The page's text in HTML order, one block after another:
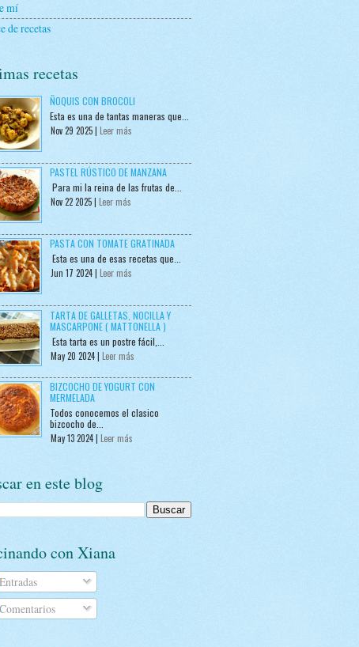
mí
de recetas
recetas
ÑOQUIS CON BROCOLI
Esta es una de tantas maneras que...
Nov 29 2025 | Leer más
PASTEL RÚSTICO DE MANZANA
Para mi la reina de las frutas de...
Nov 22 2025 | Leer más
PASTA CON TOMATE GRATINADA
Esta es una de esas recetas que...
Jun 17 2024 | Leer más
TARTA DE GALLETAS, NOCILLA Y
MASCARPONE ( MATTONELLA )
Esta tarta es un postre fácil,...
May 20 2024 | Leer más
BIZCOCHO DE YOGURT CON
MERMELADA
Todos conocemos el clasico
bizcocho de...
May 13 2024 | Leer más
en este blog
con Xiana